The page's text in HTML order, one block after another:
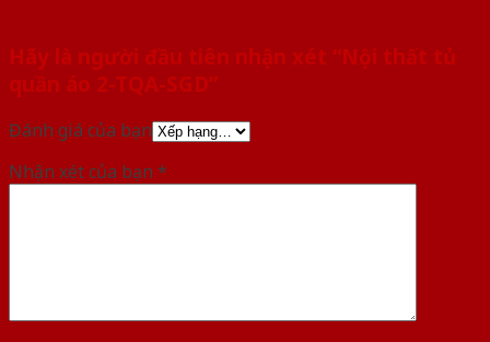
Hãy là người đầu tiên nhận xét “Nội thất tủ
quần áo 2-TQA-SGD”
Đánh giá của bạn
Nhận xét của bạn *